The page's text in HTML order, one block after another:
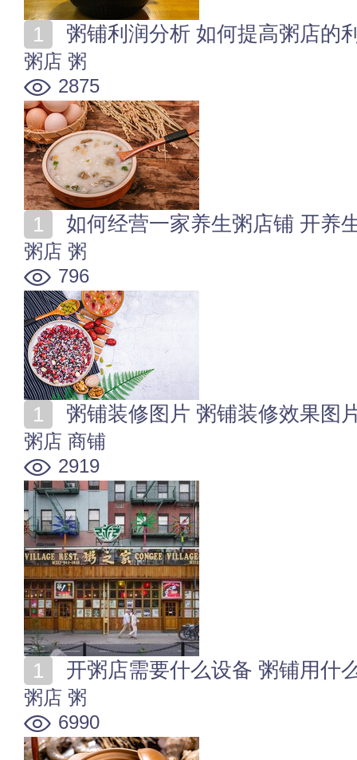
粥铺利润分析 如何提高粥店的
粥店 粥
2875
如何经营一家养生粥店铺 开养
粥店 粥
796
粥铺装修图片 粥铺装修效果图
粥店 商铺
2919
开粥店需要什么设备 粥铺用什
粥店 粥
6990